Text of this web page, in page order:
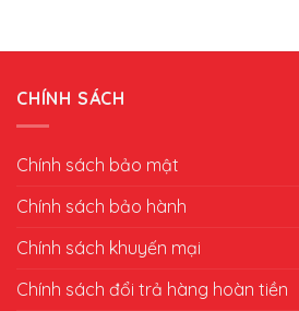
CHÍNH SÁCH
Chính sách bảo mật
Chính sách bảo hành
Chính sách khuyến mại
Chính sách đổi trả hàng hoàn tiền